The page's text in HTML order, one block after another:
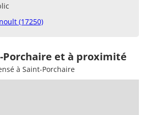
(17250)
Porchaire et à proximité
à Saint-Porchaire